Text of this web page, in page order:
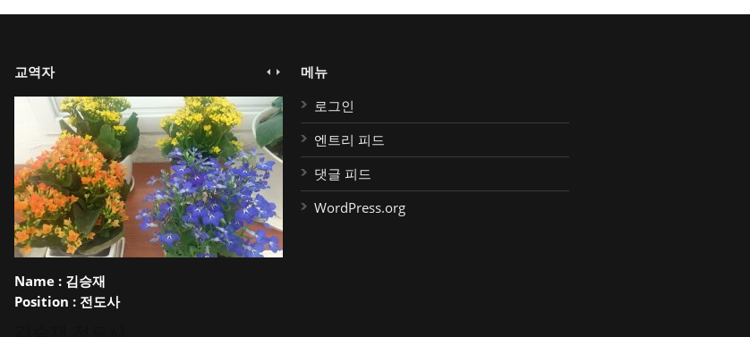
교역자
Name :김승재
Position :전도사
메뉴
로그인
엔트리 피드
댓글 피드
WordPress.org